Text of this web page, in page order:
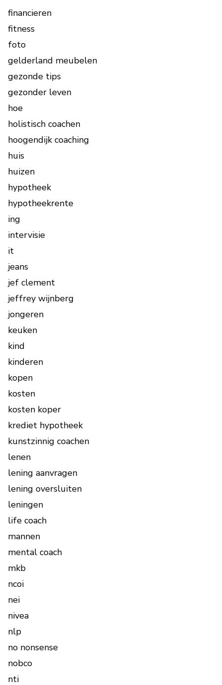
financieren
fitness
foto
gelderland meubelen
gezonde tips
gezonder leven
hoe
holistisch coachen
hoogendijk coaching
huis
huizen
hypotheek
hypotheekrente
ing
intervisie
it
jeans
jef clement
jeffrey wijnberg
jongeren
keuken
kind
kinderen
kopen
kosten
kosten koper
krediet hypotheek
kunstzinnig coachen
lenen
lening aanvragen
lening oversluiten
leningen
life coach
mannen
mental coach
mkb
ncoi
nei
nivea
nlp
no nonsense
nobco
nti